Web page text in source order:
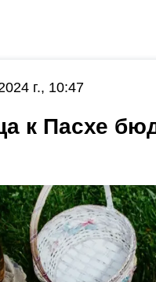
г., 10:47
к Пасхе